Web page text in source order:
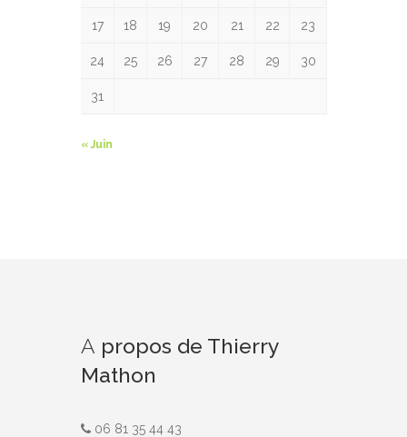
17 18 19 20 21 22 23
24 25 26 27 28 29 30
31
« Juin
A propos de Thierry
Mathon
06 81 35 44 43